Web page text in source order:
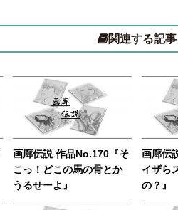
関連する記事
画廊伝説 作品No.170『そ
こっ！どこの馬の骨とか
うるせーよ』
画廊伝
イザら
の？』